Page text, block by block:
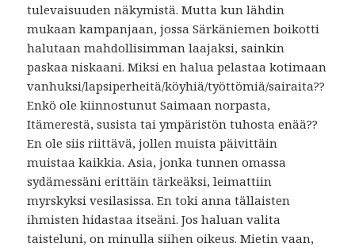
tulevaisuuden näkymistä. Mutta kun lähdin
mukaan kampanjaan, jossa Särkäniemen boikotti
halutaan mahdollisimman laajaksi, sainkin
paskaa niskaani. Miksi en halua pelastaa kotimaan
vanhuksi/lapsiperheitä/köyhiä/työttömiä/sairaita??
Enkö ole kiinnostunut Saimaan norpasta,
Itämerestä, susista tai ympäristön tuhosta enää??
En ole siis riittävä, jollen muista päivittäin
muistaa kaikkia. Asia, jonka tunnen omassa
sydämessäni erittäin tärkeäksi, leimattiin
myrskyksi vesilasissa. En toki anna tällaisten
ihmisten hidastaa itseäni. Jos haluan valita
taisteluni, on minulla siihen oikeus. Mietin vaan,